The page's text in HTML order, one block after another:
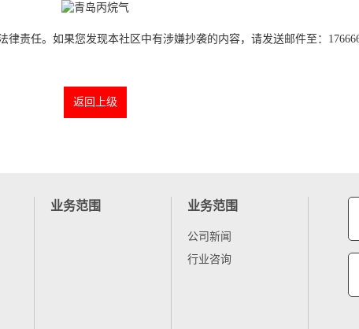
责任。如果您发现本社区中有涉嫌抄袭的内容，请发送邮件至：
返回上级
业务范围 业务范围
公司新闻
行业咨询